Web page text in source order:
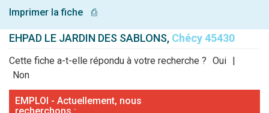
Imprimer la fiche
⎙
EHPAD LE JARDIN DES SABLONS, Chécy 45430
Cette fiche a-t-elle répondu à votre recherche ? Oui |
Non
EMPLOI - Actuellement, nous